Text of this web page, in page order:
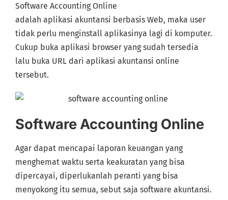
Software Accounting Online
adalah aplikasi akuntansi berbasis Web, maka user
tidak perlu menginstall aplikasinya lagi di komputer.
Cukup buka aplikasi browser yang sudah tersedia
lalu buka URL dari aplikasi akuntansi online
tersebut.
Software Accounting Online
Agar dapat mencapai laporan keuangan yang
menghemat waktu serta keakuratan yang bisa
dipercayai, diperlukanlah peranti yang bisa
menyokong itu semua, sebut saja software akuntansi.